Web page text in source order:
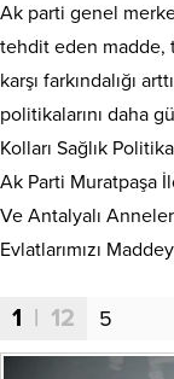
Ak parti genel
tehdit eden madde,
karşı farkındalığı
politikalarını daha
Kolları Sağlık
Ak Parti Muratpaşa
Ve Antalyalı
Evlatlarımızı
1 | 12 5